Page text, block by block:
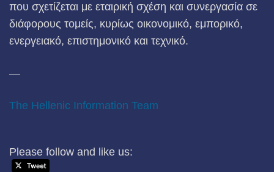
που σχετίζεται με εταιρική σχέση και συνεργασία σε
διάφορους τομείς, κυρίως οικονομικό, εμπορικό,
ενεργειακό, επιστημονικό και τεχνικό.
—
The Hellenic Information Team
Please follow and like us: